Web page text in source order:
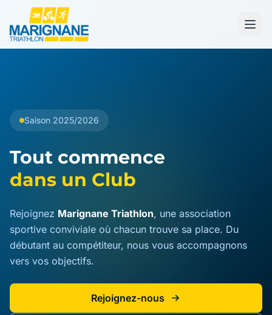
Saison 2025/2026
Tout commence
dans un Club
Rejoignez Marignane Triathlon, une association
sportive conviviale où chacun trouve sa place. Du
débutant au compétiteur, nous vous accompagnons
vers vos objectifs.
Rejoignez-nous